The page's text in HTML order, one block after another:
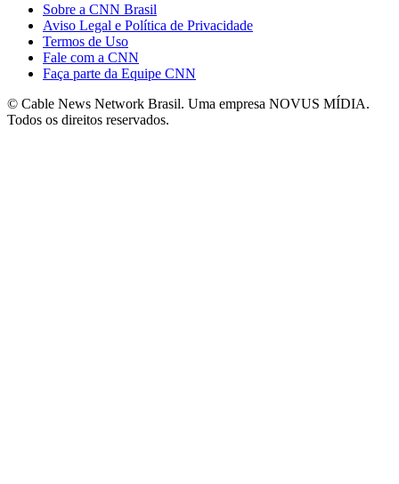
Sobre a CNN Brasil
Aviso Legal e Política de Privacidade
Termos de Uso
Fale com a CNN
Faça parte da Equipe CNN
© Cable News Network Brasil. Uma empresa NOVUS MÍDIA.
Todos os direitos reservados.